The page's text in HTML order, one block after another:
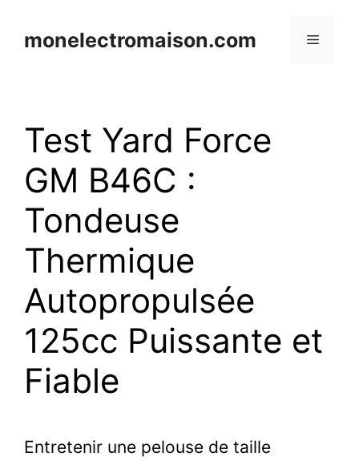
monelectromaison.com Menu
Test Yard Force
GM B46C :
Tondeuse
Thermique
Autopropulsée
125cc Puissante et
Fiable
Entretenir une pelouse de taille